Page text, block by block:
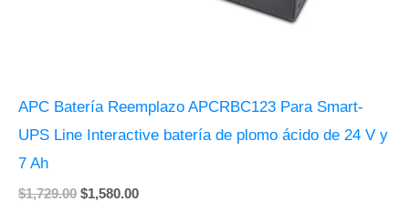
APC Batería Reemplazo APCRBC123 Para Smart-
UPS Line Interactive batería de plomo ácido de 24 V y
7 Ah
$1,729.00 $1,580.00